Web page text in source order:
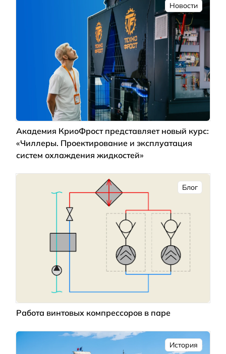
Новости
Академия КриоФрост представляет новый курс:
«Чиллеры. Проектирование и эксплуатация
систем охлаждения жидкостей»
Блог
Работа винтовых компрессоров в паре
История